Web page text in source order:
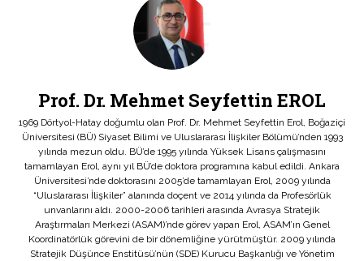
Prof. Dr. Mehmet Seyfettin EROL
1969 Dörtyol-Hatay doğumlu olan Prof. Dr. Mehmet Seyfettin Erol, Boğaziçi
Üniversitesi (BÜ) Siyaset Bilimi ve Uluslararası İlişkiler Bölümü’nden 1993
yılında mezun oldu. BÜ’de 1995 yılında Yüksek Lisans çalışmasını
tamamlayan Erol, aynı yıl BÜ’de doktora programına kabul edildi. Ankara
Üniversitesi’nde doktorasını 2005’de tamamlayan Erol, 2009 yılında
“Uluslararası İlişkiler” alanında doçent ve 2014 yılında da Profesörlük
unvanlarını aldı. 2000-2006 tarihleri arasında Avrasya Stratejik
Araştırmaları Merkezi (ASAM)’nde görev yapan Erol, ASAM’ın Genel
Koordinatörlük görevini de bir dönemliğine yürütmüştür. 2009 yılında
Stratejik Düşünce Enstitüsü’nün (SDE) Kurucu Başkanlığı ve Yönetim